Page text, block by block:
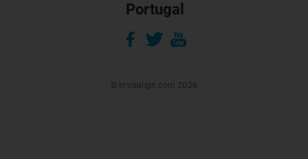
Portugal
© Invisalign.com 2026